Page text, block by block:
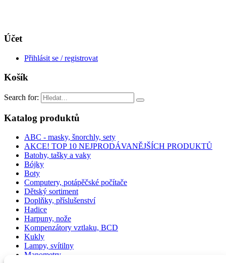
Účet
Přihlásit se / registrovat
Košík
Search for:
Katalog produktů
ABC - masky, šnorchly, sety
AKCE! TOP 10 NEJPRODÁVANĚJŠÍCH PRODUKTŮ
Batohy, tašky a vaky
Bójky
Boty
Computery, potápěčské počítače
Dětský sortiment
Doplňky, příslušenství
Hadice
Harpuny, nože
Kompenzátory vztlaku, BCD
Kukly
Lampy, svítilny
Manometry